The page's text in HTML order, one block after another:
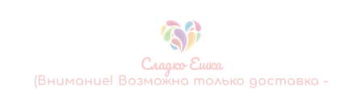
Сладко Ешка
(Внимание! Возможна только доставка -